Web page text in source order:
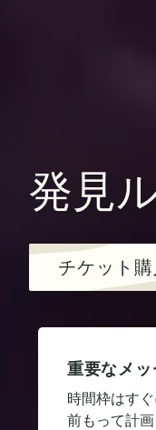
発見
チケット購
重要なメ
時間枠はす
前もって計